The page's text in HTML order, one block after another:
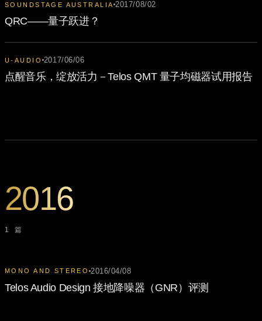
SOUNDSTAGE AUSTRALIA 2017/08/02
QRC——量子跃进？
U-AUDIO 2017/06/06
点醒音乐，绽放活力－Telos QMT 量子均磁器试用报告
2016
1 篇
MONO AND STEREO 2016/04/08
Telos Audio Design 接地降噪器（GNR）评测